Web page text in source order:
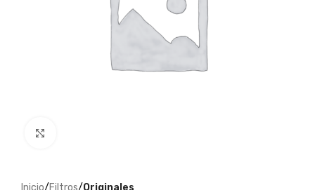
Inicio Filtros Originales